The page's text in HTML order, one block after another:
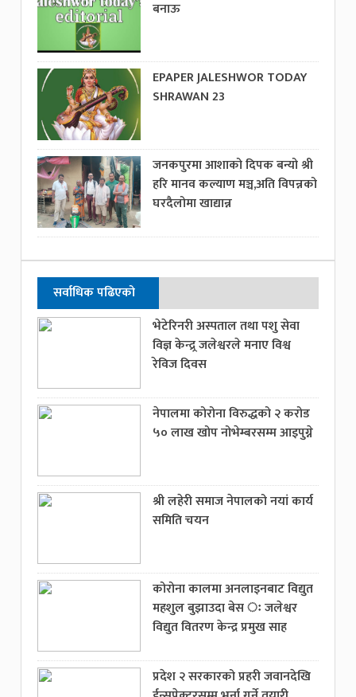
बनाऊ
EPAPER JALESHWOR TODAY
SHRAWAN 23
जनकपुरमा आशाको दिपक बन्यो श्री
हरि मानव कल्याण मञ्च,अति विपन्नको
घरदैलोमा खाद्यान्न
सर्वाधिक पढिएको
भेटेरिनरी अस्पताल तथा पशु सेवा
विज्ञ केन्द्र्र जलेश्वरले मनाए विश्व
रेविज दिवस
नेपालमा कोरोना विरुद्धको २ करोड
५० लाख खोप नोभेम्बरसम्म आइपुग्ने
श्री लहेरी समाज नेपालको नयां कार्य
समिति चयन
कोरोना कालमा अनलाइनबाट विद्युत
महशुल बुझाउदा बेस ः जलेश्वर
विद्युत वितरण केन्द्र प्रमुख साह
प्रदेश २ सरकारको प्रहरी जवानदेखि